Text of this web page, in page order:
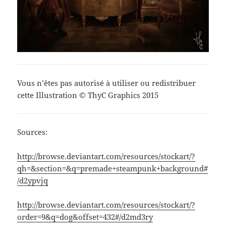
Vous n’êtes pas autorisé à utiliser ou redistribuer
cette Illustration © ThyC Graphics 2015
Sources:
http://browse.deviantart.com/resources/stockart/?
qh=&section=&q=premade+steampunk+background#
/d2ypvjq
http://browse.deviantart.com/resources/stockart/?
order=9&q=dog&offset=432#/d2md3ry